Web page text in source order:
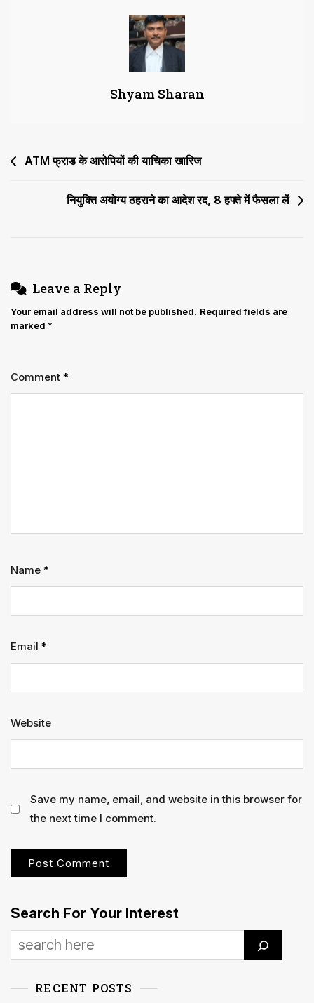
12
जून
हाईकोर्ट
में
Shyam Sharan
Post
ATM फ्राड के आरोपियों की याचिका खारिज
नियुक्ति अयोग्य ठहराने का आदेश रद, 8 हफ्ते में फैसला लें
Leave a Reply
Your email address will not be published. Required fields are
marked *
Comment *
Name *
Email *
Website
Save my name, email, and website in this browser for
the next time I comment.
Search For Your Interest
RECENT POSTS